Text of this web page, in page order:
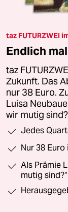
taz FUTURZWEI
Endlich
taz
Zukunft. Das
nur 38 Euro.
Luisa
wir mutig
Jedes
Nur 38
Als Prämie
mutig sind?“